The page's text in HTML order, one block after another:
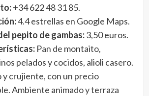
+34 622 48 31 85.
4.4 estrellas en Google Maps.
pepito de gambas:3,50 euros.
Pan de montaito,
pelados y cocidos, alioli casero.
y crujiente, con un precio
Ambiente animado y terraza